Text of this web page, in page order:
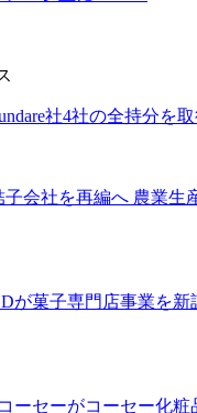
社4社の全持分を
会社を再編へ 農業生
が菓子専門店事業を新
ーセーがコーセー化粧